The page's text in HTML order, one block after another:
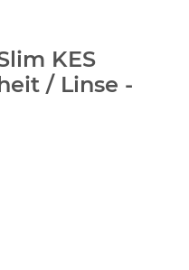
KES
/ Linse -